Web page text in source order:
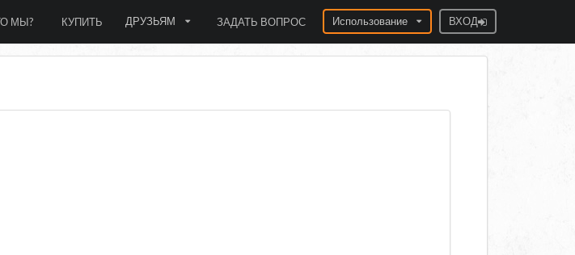
МЫ? КУПИТЬ ДРУЗЬЯМ ЗАДАТЬ ВОПРОС Использование ВХОД